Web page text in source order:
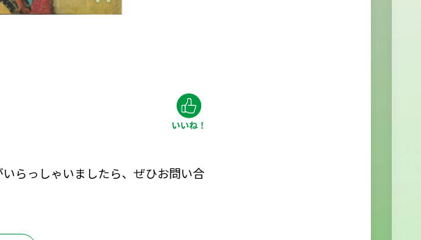
らっしゃいましたら、ぜひお問い合